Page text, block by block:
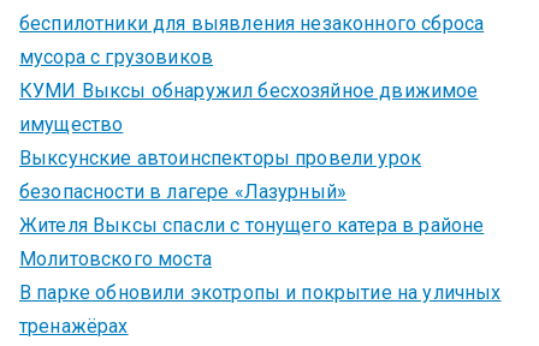
беспилотники для выявления незаконного сброса
мусора с грузовиков
КУМИ Выксы обнаружил бесхозяйное движимое
имущество
Выксунские автоинспекторы провели урок
безопасности в лагере «Лазурный»
Жителя Выксы спасли с тонущего катера в районе
Молитовского моста
В парке обновили экотропы и покрытие на уличных
тренажёрах